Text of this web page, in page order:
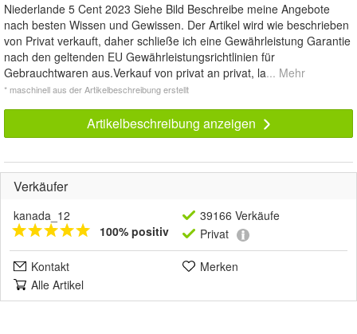
Niederlande 5 Cent 2023 Siehe Bild Beschreibe meine Angebote
nach besten Wissen und Gewissen. Der Artikel wird wie beschrieben
von Privat verkauft, daher schließe ich eine Gewährleistung Garantie
nach den geltenden EU Gewährleistungsrichtlinien für
Gebrauchtwaren aus.Verkauf von privat an privat, la... Mehr
* maschinell aus der Artikelbeschreibung erstellt
Artikelbeschreibung anzeigen
Verkäufer
kanada_12
100% positiv
39166 Verkäufe
Privat
Kontakt
Merken
Alle Artikel